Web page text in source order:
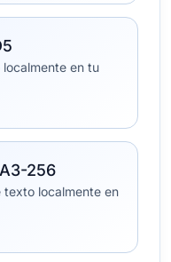
en tu
256
texto localmente en